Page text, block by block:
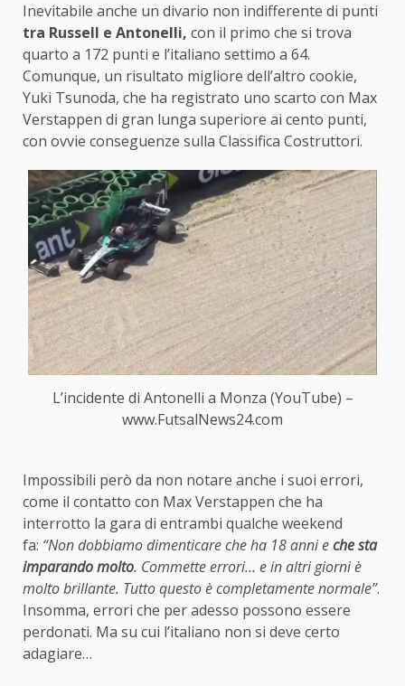
Inevitabile anche un divario non indifferente di punti
tra Russell e Antonelli, con il primo che si trova
quarto a 172 punti e l’italiano settimo a 64.
Comunque, un risultato migliore dell’altro cookie,
Yuki Tsunoda, che ha registrato uno scarto con Max
Verstappen di gran lunga superiore ai cento punti,
con ovvie conseguenze sulla Classifica Costruttori.
L’incidente di Antonelli a Monza (YouTube) –
www.FutsalNews24.com
Impossibili però da non notare anche i suoi errori,
come il contatto con Max Verstappen che ha
interrotto la gara di entrambi qualche weekend
fa: “Non dobbiamo dimenticare che ha 18 anni eche sta
imparando molto. Commette errori… e in altri giorni è
molto brillante. Tutto questo è completamente normale”.
Insomma, errori che per adesso possono essere
perdonati. Ma su cui l’italiano non si deve certo
adagiare…